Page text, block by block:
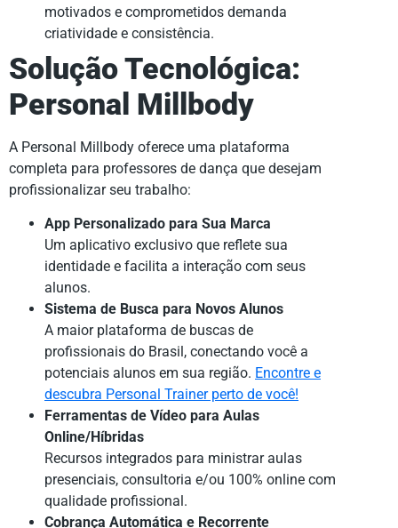
motivados e comprometidos demanda
criatividade e consistência.
Solução Tecnológica:
Personal Millbody
A Personal Millbody oferece uma plataforma
completa para professores de dança que desejam
profissionalizar seu trabalho:
App Personalizado para Sua Marca
Um aplicativo exclusivo que reflete sua
identidade e facilita a interação com seus
alunos.
Sistema de Busca para Novos Alunos
A maior plataforma de buscas de
profissionais do Brasil, conectando você a
potenciais alunos em sua região. Encontre e
descubra Personal Trainer perto de você!
Ferramentas de Vídeo para Aulas
Online/Híbridas
Recursos integrados para ministrar aulas
presenciais, consultoria e/ou 100% online com
qualidade profissional.
Cobrança Automática e Recorrente